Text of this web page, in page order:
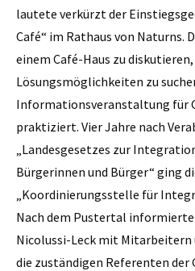
lautete verkürzt der
Café“ im Rathaus von Naturns.
einem Café-Haus zu
Lösungsmöglichkeiten zu
Informationsveranstaltung für
praktiziert. Vier Jahre nach
„Landesgesetzes zur
Bürgerinnen und Bürger“ ging
„Koordinierungsstelle für
Nach dem Pustertal
Nicolussi-Leck mit Mitarbeitern
die zuständigen Referenten der